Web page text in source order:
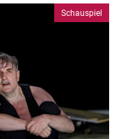
Schauspiel